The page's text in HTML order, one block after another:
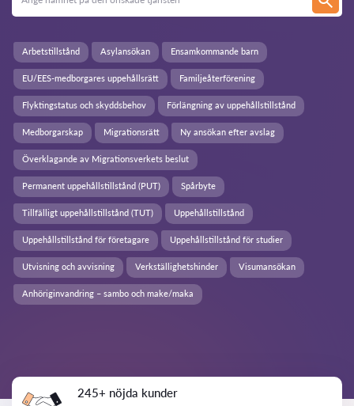
Anhöriginvandring – sambo och make/maka
Arbetstillstånd Asylansökan Ensamkommande barn
EU/EES-medborgares uppehållsrätt Familjeåterförening
Flyktingstatus och skyddsbehov Förlängning av uppehållstillstånd
Medborgarskap Migrationsrätt Ny ansökan efter avslag
Överklagande av Migrationsverkets beslut
Permanent uppehållstillstånd (PUT) Spårbyte
Tillfälligt uppehållstillstånd (TUT) Uppehållstillstånd
Uppehållstillstånd för företagare Uppehållstillstånd för studier
Utvisning och avvisning Verkställighetshinder Visumansökan
245+ nöjda kunder